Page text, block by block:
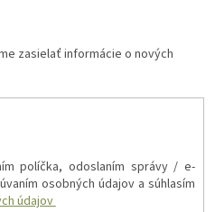
zasielať informácie o nových
políčka, odoslaním správy / e-
osobných údajov a súhlasím
údajov